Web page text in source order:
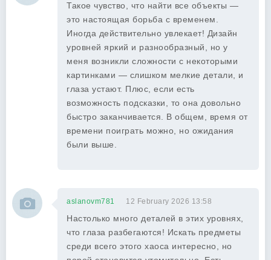
Такое чувство, что найти все объекты —
это настоящая борьба с временем.
Иногда действительно увлекает! Дизайн
уровней яркий и разнообразный, но у
меня возникли сложности с некоторыми
картинками — слишком мелкие детали, и
глаза устают. Плюс, если есть
возможность подсказки, то она довольно
быстро заканчивается. В общем, время от
времени поиграть можно, но ожидания
были выше.
aslanovm781 12 February 2026 13:58
Настолько много деталей в этих уровнях,
что глаза разбегаются! Искать предметы
среди всего этого хаоса интересно, но